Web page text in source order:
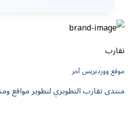
تقارب
موقع ووردبريس آخر
منتدى تقارب التطويري لتطوير مواقع